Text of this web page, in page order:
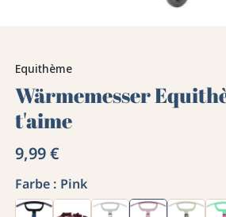
Equithème
Wärmemesser
t'aime
9,99 €
Farbe : Pink